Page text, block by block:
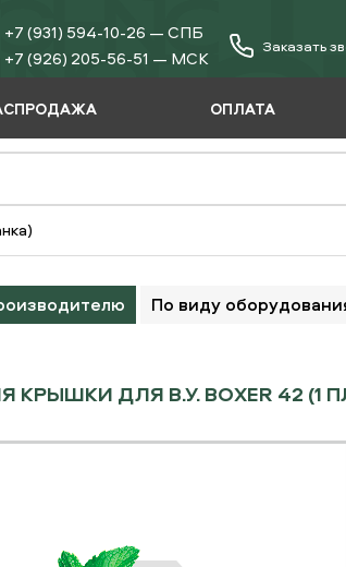
+7 (931) 594-10-26 — СПБ
+7 (926) 205-56-51 — МСК
Заказать
ОПЛАТА
По виду
КРЫШКИ ДЛЯ В.У. BOXER 42 (1